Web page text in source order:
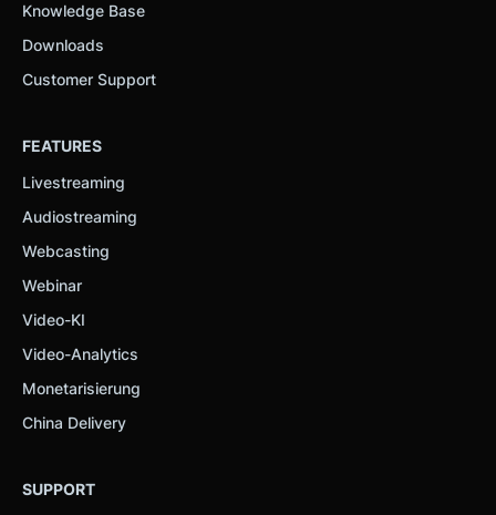
Knowledge Base
Downloads
Customer Support
FEATURES
Livestreaming
Audiostreaming
Webcasting
Webinar
Video-KI
Video-Analytics
Monetarisierung
China Delivery
SUPPORT